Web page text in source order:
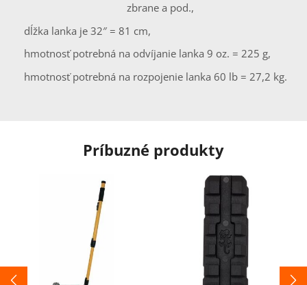
zbrane a pod.,
dĺžka lanka je 32″ = 81 cm,
hmotnosť potrebná na odvíjanie lanka 9 oz. = 225 g,
hmotnosť potrebná na rozpojenie lanka 60 lb = 27,2 kg.
Príbuzné produkty